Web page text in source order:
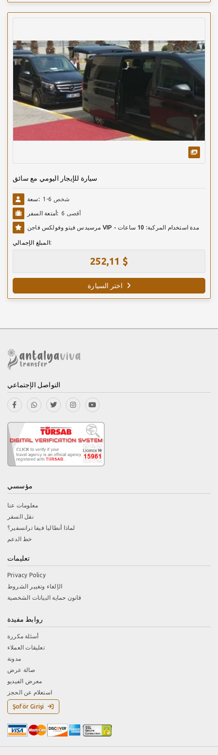
سيارة للإيجار اليومي مع سائق
سعة: 1-6 شخص
أمتعة السفر: أقصى 6
مرسيدس فيتو وفولكس فاجن VIP - مدة استخدام المركبة: 10 ساعات
المبلغ الإجمالي:
252,11 $
اختر السيارة
التواصل الإجتماعي
مؤسسي
معلومات عنا
نقل السفر
لماذا أنطاليا فيفا ترانسفير؟
خط الدعم
تعليمات
Privacy Policy
الإلغاء وتغيير الشروط
قانون حماية البيانات الشخصية
روابط مفيدة
أسئلة مكررة
تعليقات العملاء
مدونة
صالة عرض
معرض الفيديو
استعلام عن الحجز
Şoför Girişi